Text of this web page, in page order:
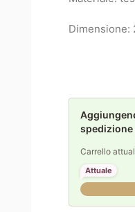
Dimensione:
spedizione
Carrello
Attuale